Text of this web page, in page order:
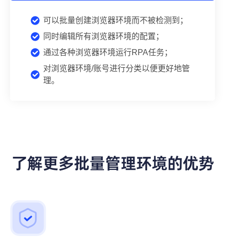
可以批量创建浏览器环境而不被检测到；
同时编辑所有浏览器环境的配置；
通过各种浏览器环境运行RPA任务；
对浏览器环境/账号进行分类以便更好地管
理。
了解更多批量管理环境的优势